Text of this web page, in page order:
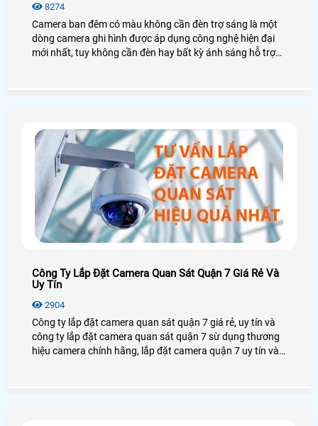
8274
Camera ban đêm có màu không cần đèn trợ sáng là một
dòng camera ghi hình được áp dụng công nghệ hiện đại
mới nhất, tuy không cần đèn hay bất kỳ ánh sáng hỗ trợ
Công Ty Lắp Đặt Camera Quan Sát Quận 7 Giá Rẻ Và
Uy Tín
2904
Công ty lắp đặt camera quan sát quận 7 giá rẻ, uy tín và
công ty lắp đặt camera quan sát quận 7 sừ dụng thương
hiệu camera chính hãng, lắp đặt camera quận 7 uy tín và